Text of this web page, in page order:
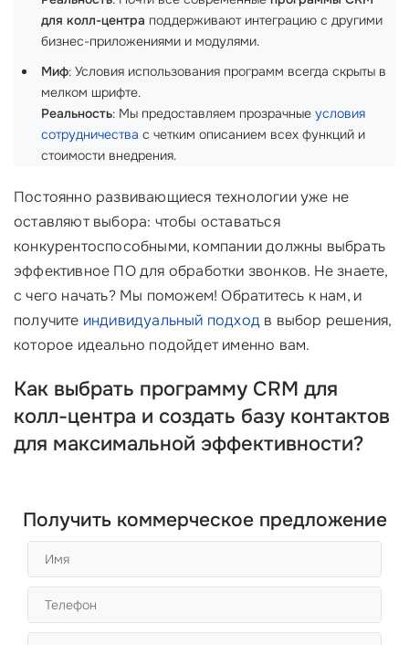
для колл-центра поддерживают интеграцию с другими
бизнес-приложениями и модулями.
Миф: Условия использования программ всегда скрыты в
мелком шрифте.
Реальность: Мы предоставляем прозрачные условия
сотрудничества с четким описанием всех функций и
стоимости внедрения.
Постоянно развивающиеся технологии уже не
оставляют выбора: чтобы оставаться
конкурентоспособными, компании должны выбрать
эффективное ПО для обработки звонков. Не знаете,
с чего начать? Мы поможем! Обратитесь к нам, и
получите индивидуальный подход в выбор решения,
которое идеально подойдет именно вам.
Как выбрать программу CRM для
колл-центра и создать базу контактов
для максимальной эффективности?
Получить коммерческое предложение